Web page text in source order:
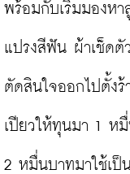
พร้อมกับเริ่มมองห
แปรงสีฟัน ผ้าเช็ดตั
ตัดสินใจออกไปตั้งร้
เปียวให้ทุนมา 1 ห
2 หมื่นบาทมาใช้เป็